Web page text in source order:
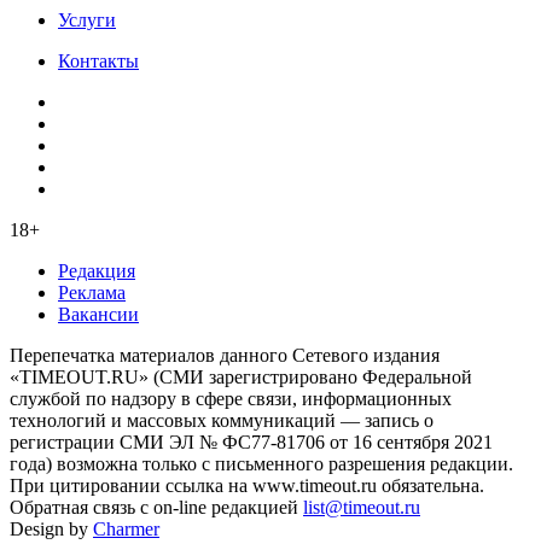
Услуги
Контакты
18+
Редакция
Реклама
Вакансии
Перепечатка материалов данного Сетевого издания
«TIMEOUT.RU» (СМИ зарегистрировано Федеральной
службой по надзору в сфере связи, информационных
технологий и массовых коммуникаций — запись о
регистрации СМИ ЭЛ № ФС77-81706 от 16 сентября 2021
года) возможна только с письменного разрешения редакции.
При цитировании ссылка на www.timeout.ru обязательна.
Обратная связь с on-line редакцией list@timeout.ru
Design by Charmer